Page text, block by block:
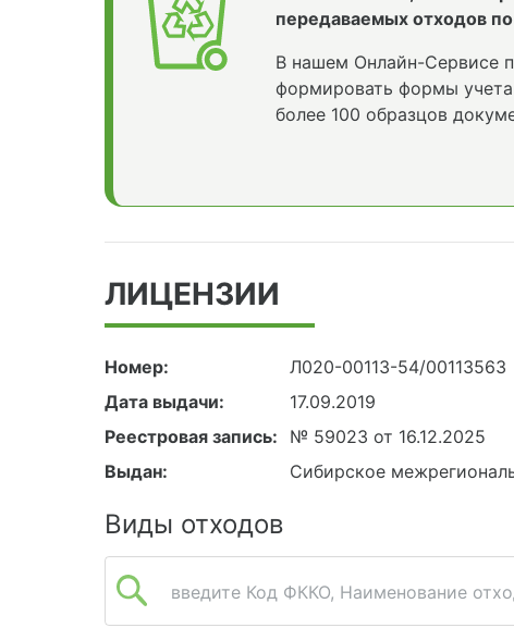
передаваемых отходов
В нашем Онлайн-Сервисе
формировать формы
более 100 образцов
ЛИЦЕНЗИИ
Номер:
Л020-00113-54/00113563
Дата выдачи:
17.09.2019
Реестровая запись:
№ 59023 от 16.12.2025
Выдан:
Сибирское
Виды отходов
введите Код ФККО, Наименование